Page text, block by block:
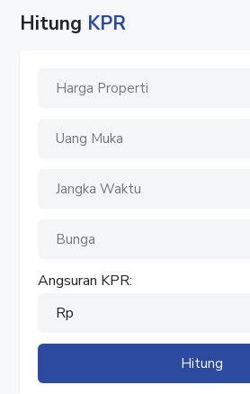
#jakarta
#jakartabarat
Hitung KPR
Angsuran KPR:
Rp
Hitung